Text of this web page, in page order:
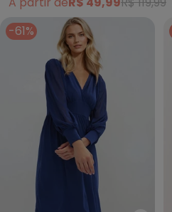
-61%